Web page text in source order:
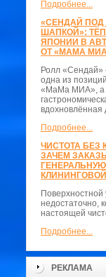
Подробнее...
«СЕНДАЙ
ШАПКОЙ»:
ЯПОНИИ В
ОТ «МАМА
Ролл «Сендай»
одна из
«МаМа МИА», а
вдохновлённая
Подробнее...
ЧИСТОТА БЕЗ
ЗАЧЕМ
ГЕНЕРАЛЬНУЮ
Поверхностной
недостаточно,
настоящей
Подробнее...
РЕКЛАМА